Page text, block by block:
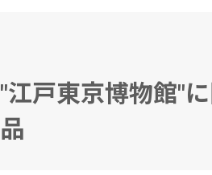
"江戸東京博物館"
品